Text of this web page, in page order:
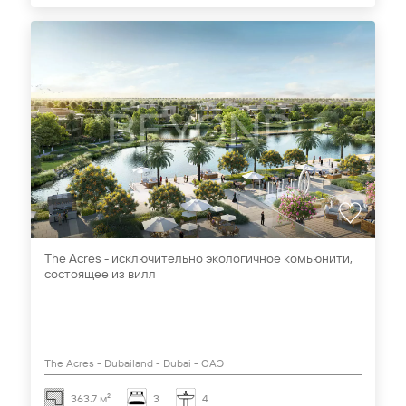
The Acres - исключительно экологичное комьюнити,
состоящее из вилл
The Acres - Dubailand - Dubai - ОАЭ
363.7 м² 3 4